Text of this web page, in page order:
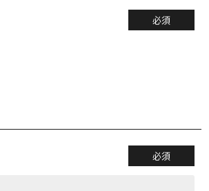
必須
必須